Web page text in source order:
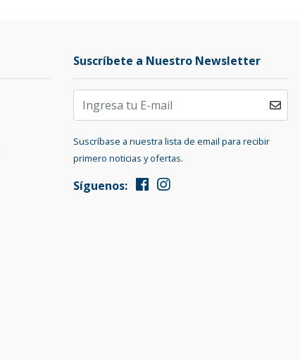
Suscríbete a Nuestro Newsletter
Suscríbase a nuestra lista de email para recibir
primero noticias y ofertas.
Síguenos: